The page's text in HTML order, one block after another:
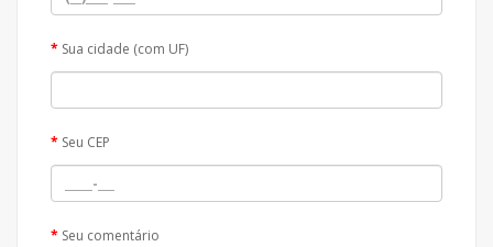
Sua cidade (com UF)
Seu CEP
Seu comentário